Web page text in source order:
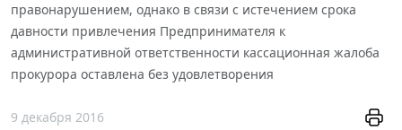
правонарушением, однако в связи с истечением срока
давности привлечения Предпринимателя к
административной ответственности кассационная жалоба
прокурора оставлена без удовлетворения
9 декабря 2016